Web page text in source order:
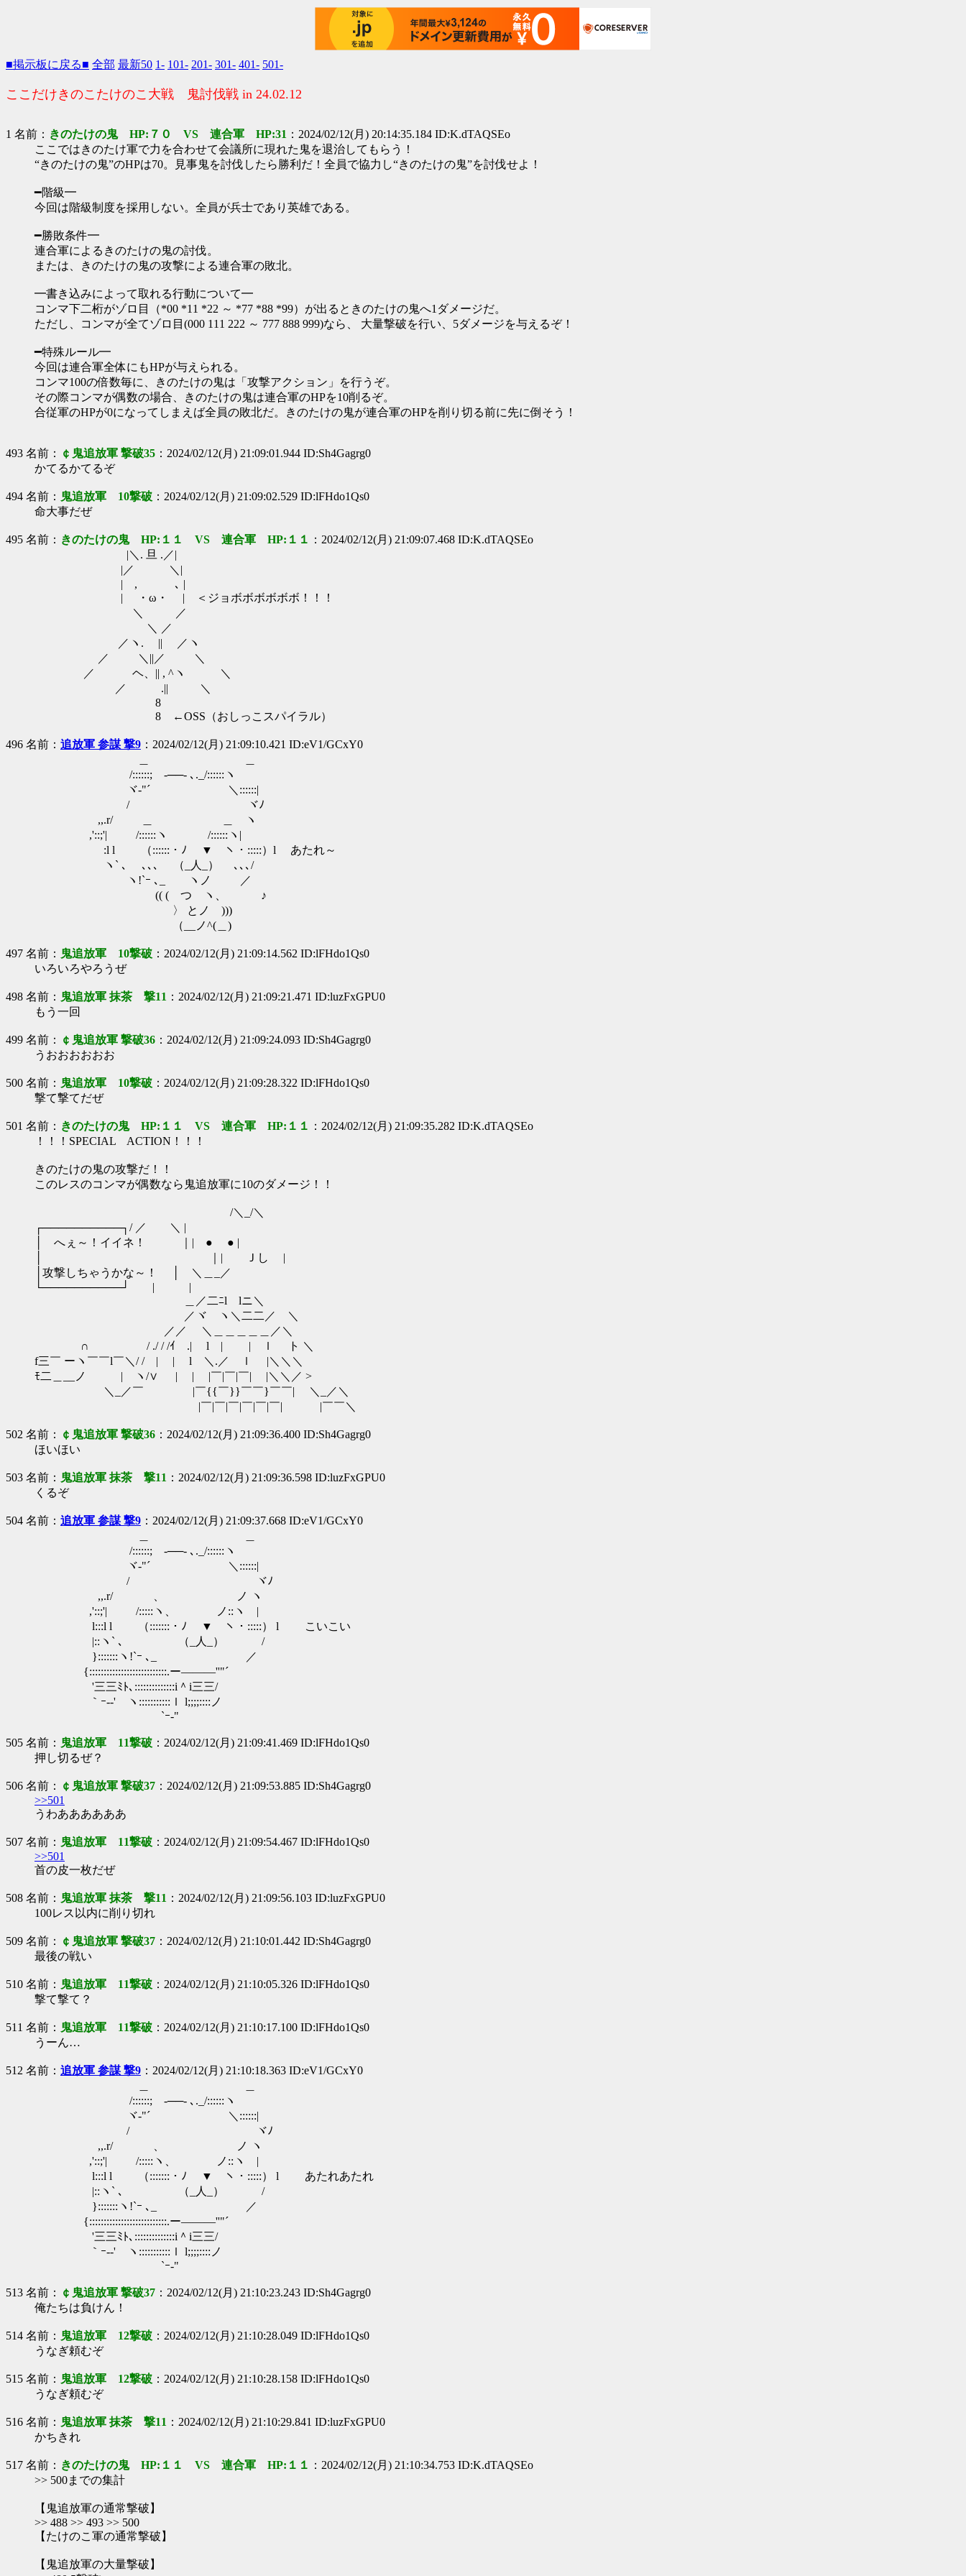
■掲示板に戻る■ 全部 最新50 1- 101- 201- 301- 401- 501-
ここだけきのこたけのこ大戦 鬼討伐戦 in 24.02.12
1 名前： きのたけの鬼 HP:７０ VS 連合軍 HP:31 ：2024/02/12(月) 20:14:35.184 ID:K.dTAQSEo
ここではきのたけ軍で力を合わせて会議所に現れた鬼を退治してもらう！
“きのたけの鬼”のHPは70。見事鬼を討伐したら勝利だ！全員で協力し“きのたけの鬼”を討伐せよ！
━階級━
今回は階級制度を採用しない。全員が兵士であり英雄である。
━勝敗条件━
連合軍によるきのたけの鬼の討伐。
または、きのたけの鬼の攻撃による連合軍の敗北。
━書き込みによって取れる行動について━
コンマ下二桁がゾロ目（*00 *11 *22 ～ *77 *88 *99）が出るときのたけの鬼へ1ダメージだ。
ただし、コンマが全てゾロ目(000 111 222 ～ 777 888 999)なら、 大量撃破を行い、5ダメージを与えるぞ！
━特殊ルール━
今回は連合軍全体にもHPが与えられる。
コンマ100の倍数毎に、きのたけの鬼は「攻撃アクション」を行うぞ。
その際コンマが偶数の場合、きのたけの鬼は連合軍のHPを10削るぞ。
合従軍のHPが0になってしまえば全員の敗北だ。きのたけの鬼が連合軍のHPを削り切る前に先に倒そう！
493 名前： ￠鬼追放軍 撃破35 ：2024/02/12(月) 21:09:01.944 ID:Sh4Gagrg0
かてるかてるぞ
494 名前： 鬼追放軍 10撃破 ：2024/02/12(月) 21:09:02.529 ID:lFHdo1Qs0
命大事だぜ
495 名前： きのたけの鬼 HP:１１ VS 連合軍 HP:１１ ：2024/02/12(月) 21:09:07.468 ID:K.dTAQSEo
|＼. 旦 .／|
|／ ＼|
| , ､ |
| ・ω・ | ＜ジョボボボボボボ！！！
＼ ／
＼ ／
／ヽ. || ／ヽ
／ ＼||／ ＼
／ ヘ、|| , ^ヽ ＼
／ .|| ＼
8
8 ←OSS（おしっこスパイラル）
496 名前： 追放軍 参謀 撃9 ：2024/02/12(月) 21:09:10.421 ID:eV1/GCxY0
/::::::;ゝ-──- ､._/::::::ヽ
ヾ-"´ ＼::::::|
/ ヾﾉ
,,.r/ ＿ ＿ ヽ
,'::;'| /::::::ヽ /::::::ヽ|
:l l （::::::・ﾉ ▼ ヽ・:::::）l あたれ～
ヽ` ､ ､､､ （_人_） ､､､/
ヽ!`ｰ ､_ ヽノ ／
(( ( つ ヽ、 ♪
〉 とノ )))
（__ノ^(＿)
497 名前： 鬼追放軍 10撃破 ：2024/02/12(月) 21:09:14.562 ID:lFHdo1Qs0
いろいろやろうぜ
498 名前： 鬼追放軍 抹茶 撃11 ：2024/02/12(月) 21:09:21.471 ID:luzFxGPU0
もう一回
499 名前： ￠鬼追放軍 撃破36 ：2024/02/12(月) 21:09:24.093 ID:Sh4Gagrg0
うおおおおおお
500 名前： 鬼追放軍 10撃破 ：2024/02/12(月) 21:09:28.322 ID:lFHdo1Qs0
撃て撃てだぜ
501 名前： きのたけの鬼 HP:１１ VS 連合軍 HP:１１ ：2024/02/12(月) 21:09:35.282 ID:K.dTAQSEo
！！！SPECIAL ACTION！！！
きのたけの鬼の攻撃だ！！
このレスのコンマが偶数なら鬼追放軍に10のダメージ！！
/＼_/＼
┌──────────┐/ ／ ＼ |
│ へぇ～！イイネ！ ｜| ● ● |
│ ｜| Ｊし |
│攻撃しちゃうかな～！ │ ＼＿_／
└──────────┘ | |
＿／二ﾆl lニ＼
／ヾ ヽ＼二二／ ＼
／／ゝ ＼＿＿＿＿＿／＼
∩ / ./ / /ｲ .| l | | ｌ ト ＼
f三￣ ーヽ￣￣l￣＼/ / | | l ＼.／ ｌ |＼＼＼
ﾓ二＿__ノ | ヽ/∨ | | |￣|￣|￣| |＼＼／ >
＼_／￣ |￣{{￣}}￣￣}￣￣| ＼_／＼
|￣|￣|￣|￣|￣|￣| |￣￣＼
502 名前： ￠鬼追放軍 撃破36 ：2024/02/12(月) 21:09:36.400 ID:Sh4Gagrg0
ほいほい
503 名前： 鬼追放軍 抹茶 撃11 ：2024/02/12(月) 21:09:36.598 ID:luzFxGPU0
くるぞ
504 名前： 追放軍 参謀 撃9 ：2024/02/12(月) 21:09:37.668 ID:eV1/GCxY0
/::::::;ゝ-──- ､._/::::::ヽ
ヾ-"´ ＼::::::|
/ ヾﾉ
,,.r/ 、 ノ ヽ
,'::;'| /:::::ヽ、 ノ::ヽ |
l:::l l （:::::::・ﾉ ▼ ヽ・:::::） l こいこい
|::ヽ` ､ （_人_） /
}:::::::ヽ!`ｰ ､_ ／
{:::::::::::::::::::::::::::.ー―――''"´
'三三ﾐﾄ､::::::::::::::i＾i三三/
｀ｰ--' ヽ:::::::::::ｌ l;;;;::::ノ
`ｰ-"
505 名前： 鬼追放軍 11撃破 ：2024/02/12(月) 21:09:41.469 ID:lFHdo1Qs0
押し切るぜ？
506 名前： ￠鬼追放軍 撃破37 ：2024/02/12(月) 21:09:53.885 ID:Sh4Gagrg0
>>501
うわああああああ
507 名前： 鬼追放軍 11撃破 ：2024/02/12(月) 21:09:54.467 ID:lFHdo1Qs0
>>501
首の皮一枚だぜ
508 名前： 鬼追放軍 抹茶 撃11 ：2024/02/12(月) 21:09:56.103 ID:luzFxGPU0
100レス以内に削り切れ
509 名前： ￠鬼追放軍 撃破37 ：2024/02/12(月) 21:10:01.442 ID:Sh4Gagrg0
最後の戦い
510 名前： 鬼追放軍 11撃破 ：2024/02/12(月) 21:10:05.326 ID:lFHdo1Qs0
撃て撃て？
511 名前： 鬼追放軍 11撃破 ：2024/02/12(月) 21:10:17.100 ID:lFHdo1Qs0
うーん…
512 名前： 追放軍 参謀 撃9 ：2024/02/12(月) 21:10:18.363 ID:eV1/GCxY0
/::::::;ゝ-──- ､._/::::::ヽ
ヾ-"´ ＼::::::|
/ ヾﾉ
,,.r/ 、 ノ ヽ
,'::;'| /:::::ヽ、 ノ::ヽ |
l:::l l （:::::::・ﾉ ▼ ヽ・:::::） l あたれあたれ
|::ヽ` ､ （_人_） /
}:::::::ヽ!`ｰ ､_ ／
{:::::::::::::::::::::::::::.ー―――''"´
'三三ﾐﾄ､::::::::::::::i＾i三三/
｀ｰ--' ヽ:::::::::::ｌ l;;;;::::ノ
`ｰ-"
513 名前： ￠鬼追放軍 撃破37 ：2024/02/12(月) 21:10:23.243 ID:Sh4Gagrg0
俺たちは負けん！
514 名前： 鬼追放軍 12撃破 ：2024/02/12(月) 21:10:28.049 ID:lFHdo1Qs0
うなぎ頼むぞ
515 名前： 鬼追放軍 12撃破 ：2024/02/12(月) 21:10:28.158 ID:lFHdo1Qs0
うなぎ頼むぞ
516 名前： 鬼追放軍 抹茶 撃11 ：2024/02/12(月) 21:10:29.841 ID:luzFxGPU0
かちきれ
517 名前： きのたけの鬼 HP:１１ VS 連合軍 HP:１１ ：2024/02/12(月) 21:10:34.753 ID:K.dTAQSEo
>> 500までの集計
【鬼追放軍の通常撃破】
>> 488 >> 493 >> 500
【たけのこ軍の通常撃破】
【鬼追放軍の大量撃破】